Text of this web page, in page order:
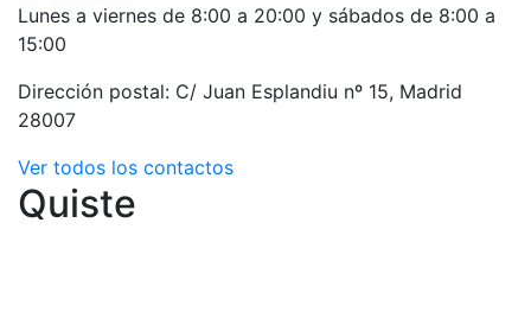
Lunes a viernes de 8:00 a 20:00 y sábados de 8:00 a
15:00
Dirección postal: C/ Juan Esplandiu nº 15, Madrid
28007
Ver todos los contactos
Quiste